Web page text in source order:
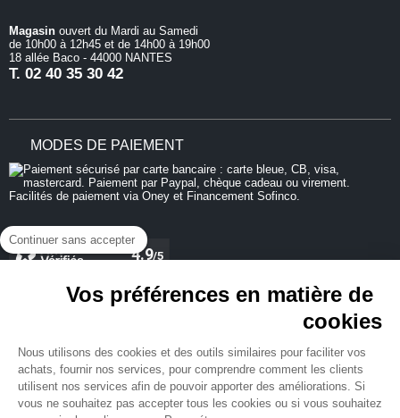
Continuer sans accepter
Vos préférences en matière de
cookies
Nous utilisons des cookies et des outils similaires pour faciliter vos
achats, fournir nos services, pour comprendre comment les clients
utilisent nos services afin de pouvoir apporter des améliorations. Si
vous ne souhaitez pas accepter tous les cookies ou si vous souhaitez
Magasin ouvert du Mardi au Samedi
de 10h00 à 12h45 et de 14h00 à 19h00
18 allée Baco - 44000 NANTES
T. 02 40 35 30 42
MODES DE PAIEMENT